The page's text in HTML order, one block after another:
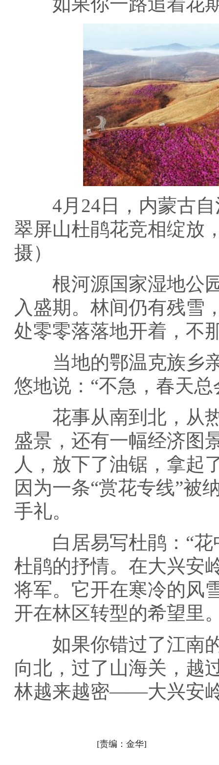
4月24日，内蒙古自
翠屏山杜鹃花竞相绽放
摄）
根河源国家湿地公园
入盛期。林间仍有残雪
处零零落落地开着，不
当地的鄂温克族乡亲
悠地说：“不急，春天总
花事从南到北，从热
盛景，还有一幅经济图
人，放下了油锯，拿起
因为一条“赏花专线”被
手礼。
白居易写杜鹃：“花
杜鹃的抒情。在大兴安
将军。它开在寒冷的风
开在林区转型的希望里
如果你错过了江南的
向北，过了山海关，越
林越来越密——大兴安
[责编：金华]